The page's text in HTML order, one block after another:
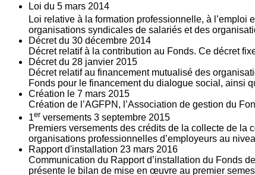
Loi du 5 mars 2014
Loi relative à la formation professionnelle, à
organisations syndicales de salariés et des
Décret du 30 décembre 2014
Décret relatif à la contribution au Fonds. Ce décret
Décret du 28 janvier 2015
Décret relatif au financement mutualisé des
Fonds pour le financement du dialogue social, ainsi
Création le 7 mars 2015
Création de l’AGFPN, l’Association de gestion du
1er versements 3 septembre 2015
Premiers versements des crédits de la collecte de
organisations professionnelles d’employeurs au
Rapport d'installation 23 mars 2016
Communication du Rapport d’installation du Fonds
présente le bilan de mise en œuvre au premier